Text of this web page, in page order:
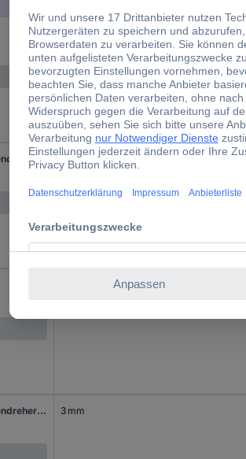
1.3 mm
KS Tools 151.3002 Innen-Sechskant Winkelschraubendreher 2 mm 2.0 mm 2 mm
KS Tools 151.3003 Innen-Sechskant Winkelschraubendreher 3 mm 3.0 mm 3 mm